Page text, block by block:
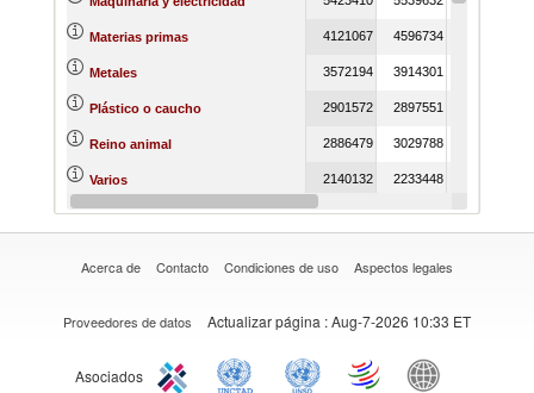
Materias primas 4121067 4596734
Metales 3572194 3914301
Plástico o caucho 2901572 2897551
Reino animal 2886479 3029788
Varios 2140132 2233448
Productos alimenticios 1900033 1977311 1876354
Acerca de Contacto Condiciones de uso Aspectos legales
Proveedores de datos Actualizar página : Aug-7-2026 10:33 ET
Asociados